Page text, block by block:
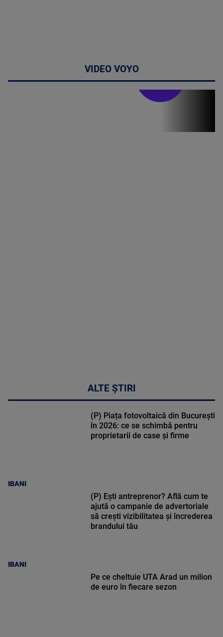
VIDEO VOYO
ALTE ȘTIRI
IBANI
(P) Piața fotovoltaică din București
în 2026: ce se schimbă pentru
proprietarii de case și firme
IBANI
(P) Ești antreprenor? Află cum te
ajută o campanie de advertoriale
să crești vizibilitatea și încrederea
brandului tău
Pe ce cheltuie UTA Arad un milion
de euro în fiecare sezon